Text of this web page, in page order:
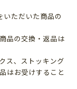
いただいた商品の
品の交換・返品は
ス、ストッキング
はお受けすること